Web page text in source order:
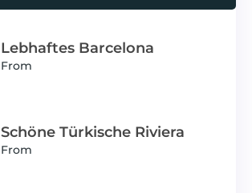
Lebhaftes Barcelona
From
Schöne Türkische Riviera
From